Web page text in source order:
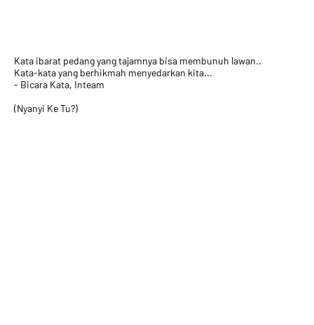
Kata ibarat pedang yang tajamnya bisa membunuh lawan..
Kata-kata yang berhikmah menyedarkan kita...
- Bicara Kata, Inteam
(Nyanyi Ke Tu?)